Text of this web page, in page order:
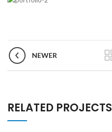
NEWER
RELATED PROJECTS